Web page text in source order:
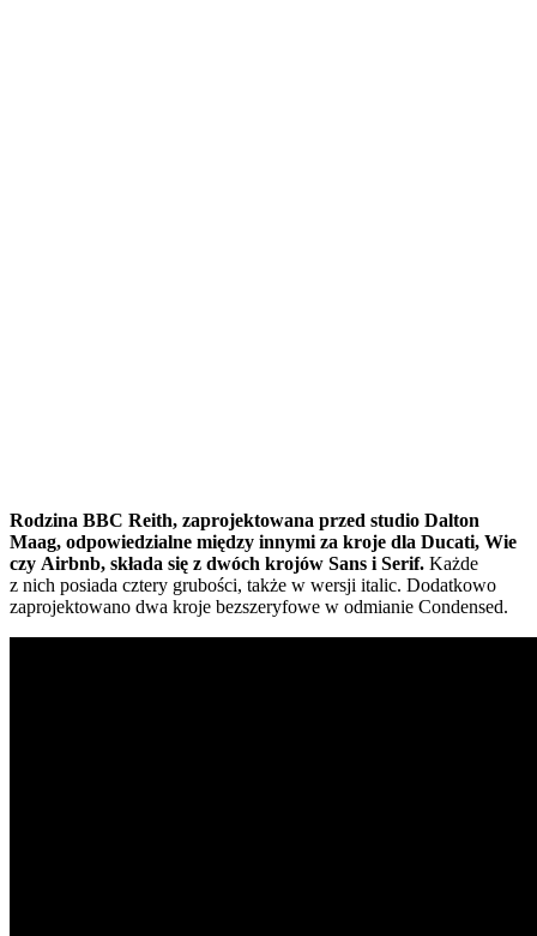
Rodzina BBC Reith, zaprojektowana przed studio Dalton
Maag, odpowiedzialne między innymi za kroje dla Ducati, Wie
czy Airbnb, składa się z dwóch krojów Sans i Serif. Każde
z nich posiada cztery grubości, także w wersji italic. Dodatkowo
zaprojektowano dwa kroje bezszeryfowe w odmianie Condensed.